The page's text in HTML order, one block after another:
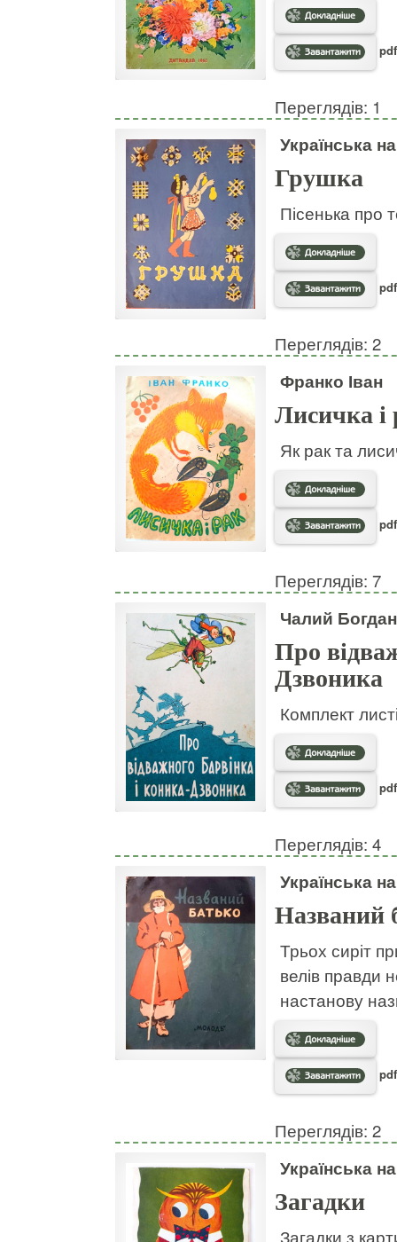
Переглядів: 1
Українська
Грушка
Пісенька про
Переглядів: 2
Франко Іван
Лисичка і
Як рак та
Переглядів: 7
Чалий
Про
Дзвоника
Комплект
Переглядів: 4
Українська
Названий
Трьох сиріт
велів правди
настанову
Переглядів: 2
Українська
Загадки
Загадки з